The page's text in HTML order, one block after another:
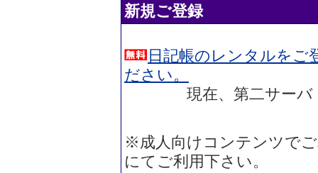
新規ご登録
日記帳のレンタルをご
ださい。
現在、第二サーバ（
※成人向けコンテンツで
にてご利用下さい。